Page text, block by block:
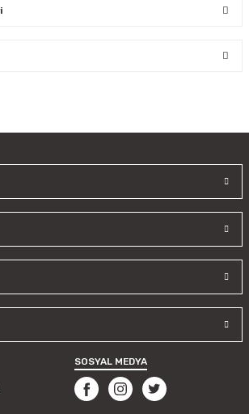
bozuk veya görüntülenemiyor.
bulunuyor.
alternatifler olmalı.
Gönder
SOSYAL MEDYA